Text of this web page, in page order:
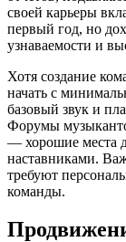
своей карьеры
первый год, но
узнаваемости и
Хотя создание
начать с
базовый звук и
Форумы
— хорошие места
наставниками.
требуют
команды.